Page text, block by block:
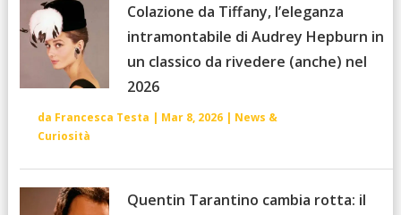
Colazione da Tiffany, l’eleganza
intramontabile di Audrey Hepburn in
un classico da rivedere (anche) nel
2026
da Francesca Testa | Mar 8, 2026| News &
Curiosità
Quentin Tarantino cambia rotta: il